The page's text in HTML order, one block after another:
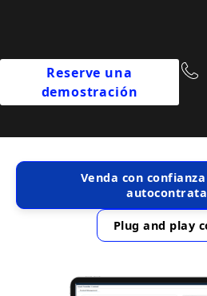
Reserve una
demostración
Venda con
Plug and play